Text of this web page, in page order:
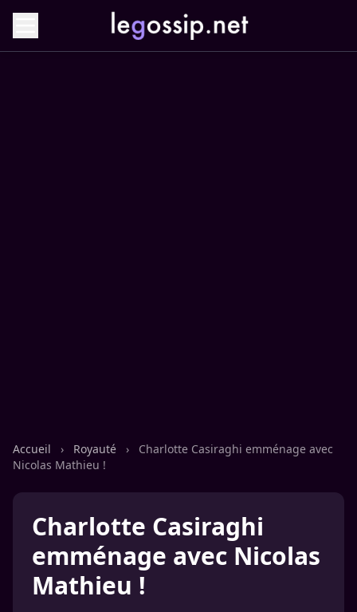
Accueil › Royauté ›
Charlotte Casiraghi emménage avec
Nicolas Mathieu !
Charlotte Casiraghi
emménage avec Nicolas
Mathieu !